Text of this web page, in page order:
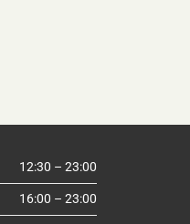
12:30 – 23:00
16:00 – 23:00